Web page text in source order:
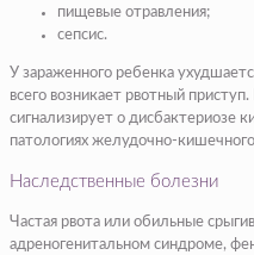
пищевые отравления;
сепсис.
У зараженного ребенка
всего возникает рвотный
сигнализирует о дисбактериозе
патологиях желудочно-
Наследственные болезни
Частая рвота или обильные
адреногенитальном синдроме,